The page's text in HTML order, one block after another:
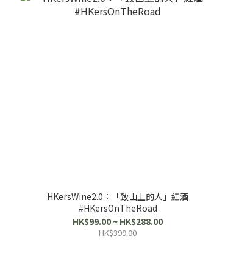
HKersWine2.0：「致山上的人」紅酒
#HKersOnTheRoad
HK$99.00 ~ HK$288.00
HK$399.00